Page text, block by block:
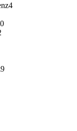
4
0
9